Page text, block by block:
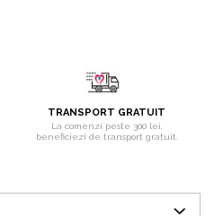
TRANSPORT GRATUIT
La comenzi peste 300 lei,
beneficiezi de transport gratuit.